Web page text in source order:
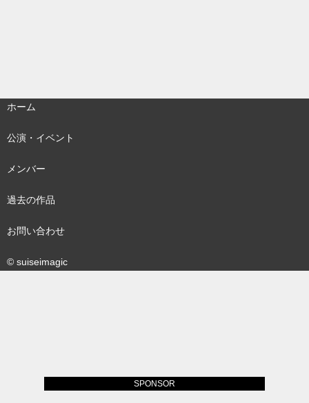
ホーム
公演・イベント
メンバー
過去の作品
お問い合わせ
© suiseimagic
SPONSOR